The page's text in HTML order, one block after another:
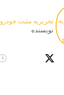
تحریریه مثبت خودرو
نویسنده